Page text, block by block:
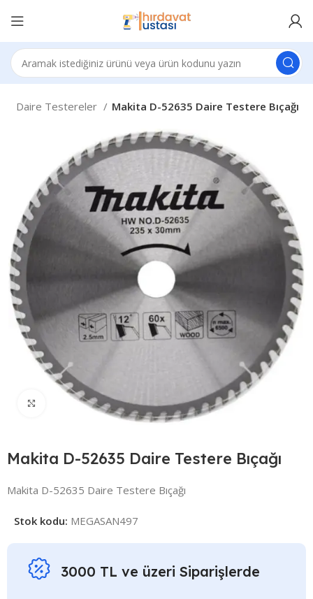
Daire Testereler Makita D-52635 Daire Testere Bıçağı
Click to enlarge
Makita D-52635 Daire Testere Bıçağı
Makita D-52635 Daire Testere Bıçağı
Stok kodu: MEGASAN497
3000 TL ve üzeri Siparişlerde